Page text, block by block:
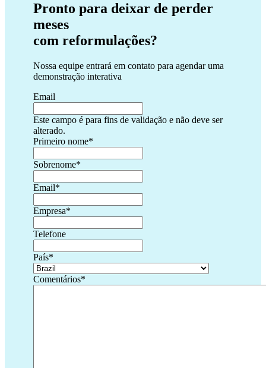
Pronto para deixar de perder
meses
com reformulações?
Nossa equipe entrará em contato para agendar uma
demonstração interativa
Email
Este campo é para fins de validação e não deve ser
alterado.
Primeiro nome*
Sobrenome*
Email*
Empresa*
Telefone
País*
Comentários*